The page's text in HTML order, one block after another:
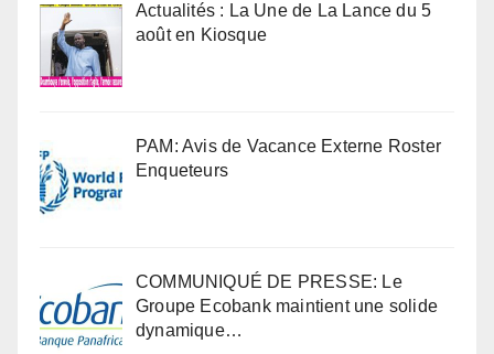
Actualités : La Une de La Lance du 5
août en Kiosque
PAM: Avis de Vacance Externe Roster
Enqueteurs
COMMUNIQUÉ DE PRESSE: Le
Groupe Ecobank maintient une solide
dynamique…